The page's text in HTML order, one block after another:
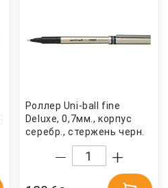
Роллер Uni-ball fine
Deluxe, 0,7мм., корпус
серебр., стержень черн.